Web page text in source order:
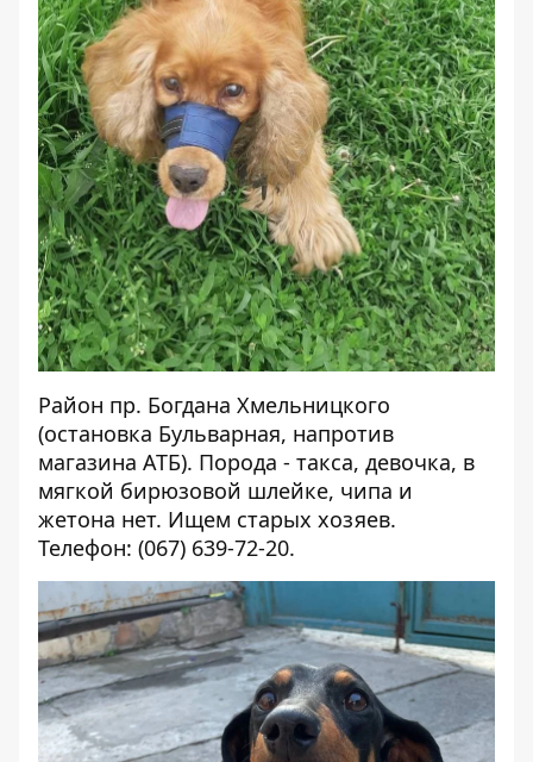
Район пр. Богдана Хмельницкого
(остановка Бульварная, напротив
магазина АТБ). Порода - такса, девочка, в
мягкой бирюзовой шлейке, чипа и
жетона нет. Ищем старых хозяев.
Телефон: (067) 639-72-20.